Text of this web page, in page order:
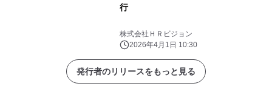
行
株式会社ＨＲビジョン
2026年4月1日 10:30
発行者のリリースをもっと見る